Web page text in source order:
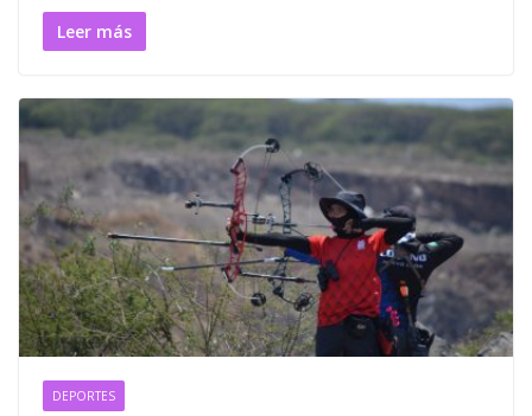
Leer más
DEPORTES